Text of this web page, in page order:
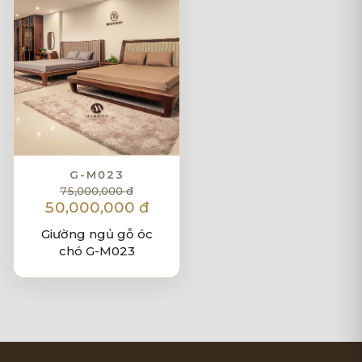
G-M023
75,000,000 đ
50,000,000 đ
Giường ngủ gỗ óc
chó G-M023